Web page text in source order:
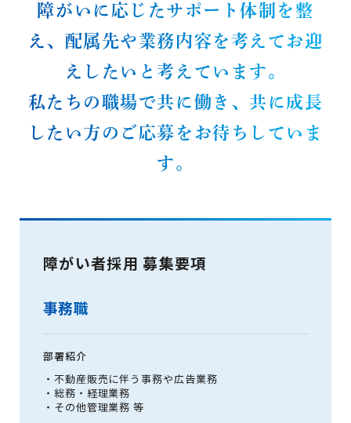
障がいに応じたサポート体制を整
え、配属先や業務内容を考えてお迎
えしたいと考えています。
私たちの職場で共に働き、共に成長
したい方のご応募をお待ちしていま
す。
障がい者採用 募集要項
事務職
部署紹介
・不動産販売に伴う事務や広告業務
・総務・経理業務
・その他管理業務 等